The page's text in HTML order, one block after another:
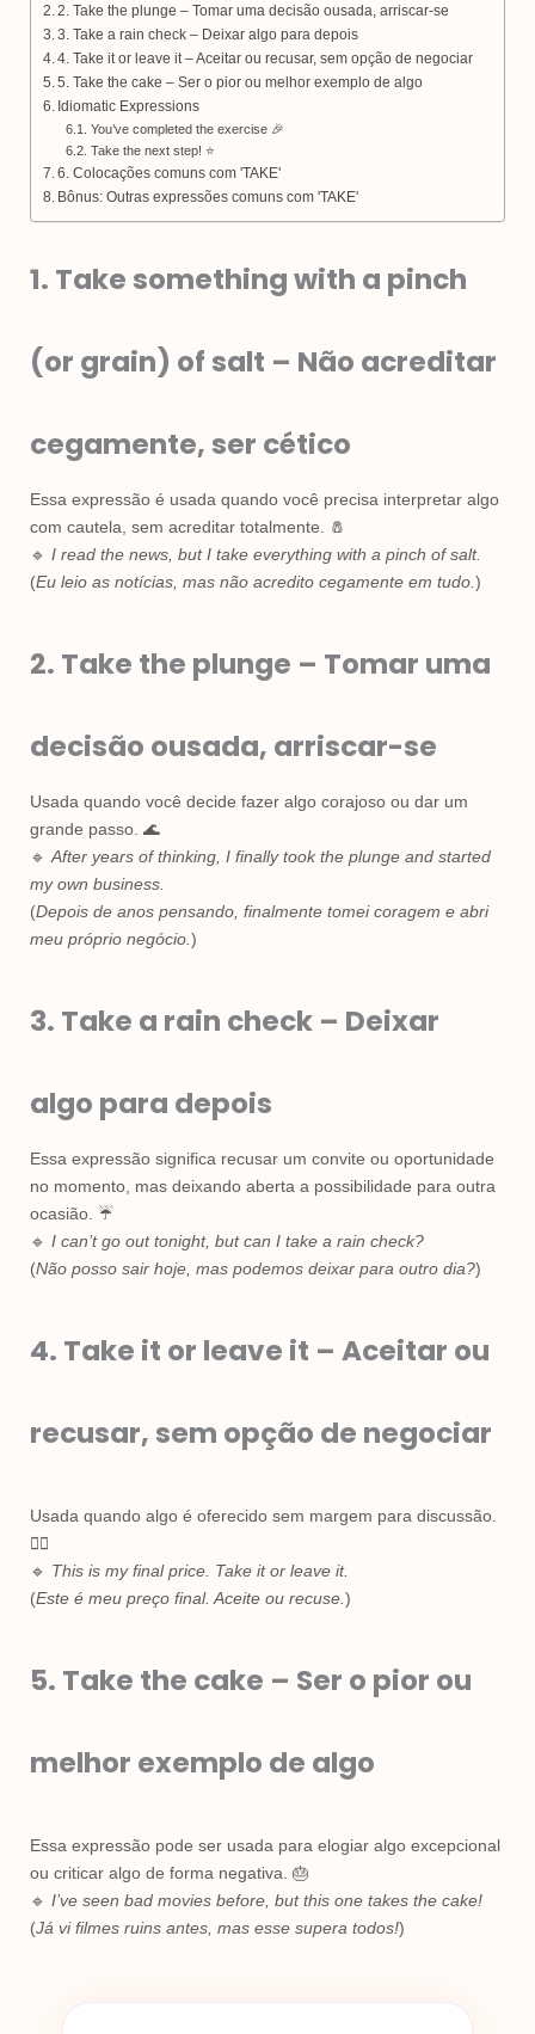
2. Take the plunge – Tomar uma decisão ousada, arriscar-se
3. Take a rain check – Deixar algo para depois
4. Take it or leave it – Aceitar ou recusar, sem opção de negociar
5. Take the cake – Ser o pior ou melhor exemplo de algo
Idiomatic Expressions
You’ve completed the exercise 🎉
Take the next step! ⭐
6. Colocações comuns com 'TAKE'
Bônus: Outras expressões comuns com 'TAKE'
1. Take something with a pinch
(or grain) of salt – Não acreditar
cegamente, ser cético
Essa expressão é usada quando você precisa interpretar algo
com cautela, sem acreditar totalmente. 🧂
🔹 I read the news, but I take everything with a pinch of salt.
(Eu leio as notícias, mas não acredito cegamente em tudo. )
2. Take the plunge – Tomar uma
decisão ousada, arriscar-se
Usada quando você decide fazer algo corajoso ou dar um
grande passo. 🌊
🔹 After years of thinking, I finally took the plunge and started
my own business.
(Depois de anos pensando, finalmente tomei coragem e abri
meu próprio negócio. )
3. Take a rain check – Deixar
algo para depois
Essa expressão significa recusar um convite ou oportunidade
no momento, mas deixando aberta a possibilidade para outra
ocasião. ☔
🔹 I can’t go out tonight, but can I take a rain check?
(Não posso sair hoje, mas podemos deixar para outro dia?)
4. Take it or leave it – Aceitar ou
recusar, sem opção de negociar
Usada quando algo é oferecido sem margem para discussão.
🤷‍♂️
🔹 This is my final price. Take it or leave it.
(Este é meu preço final. Aceite ou recuse. )
5. Take the cake – Ser o pior ou
melhor exemplo de algo
Essa expressão pode ser usada para elogiar algo excepcional
ou criticar algo de forma negativa. 🎂
🔹 I’ve seen bad movies before, but this one takes the cake!
(Já vi filmes ruins antes, mas esse supera todos!)